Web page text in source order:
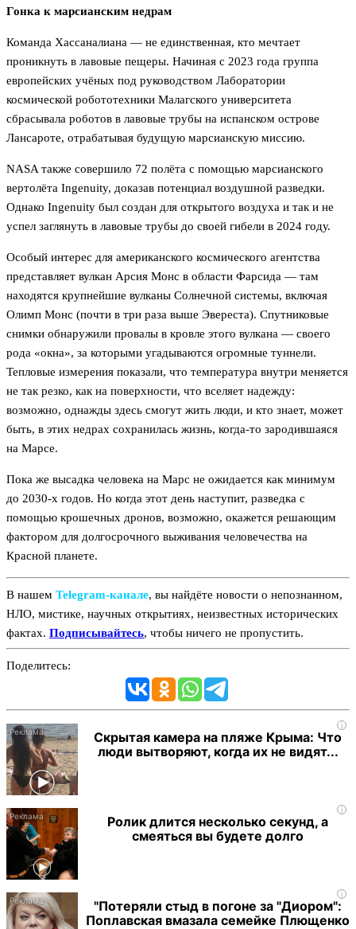
Гонка к марсианским недрам
Команда Хассаналиана — не единственная, кто мечтает
проникнуть в лавовые пещеры. Начиная с 2023 года группа
европейских учёных под руководством Лаборатории
космической робототехники Малагского университета
сбрасывала роботов в лавовые трубы на испанском острове
Лансароте, отрабатывая будущую марсианскую миссию.
NASA также совершило 72 полёта с помощью марсианского
вертолёта Ingenuity, доказав потенциал воздушной разведки.
Однако Ingenuity был создан для открытого воздуха и так и не
успел заглянуть в лавовые трубы до своей гибели в 2024 году.
Особый интерес для американского космического агентства
представляет вулкан Арсия Монс в области Фарсида — там
находятся крупнейшие вулканы Солнечной системы, включая
Олимп Монс (почти в три раза выше Эвереста). Спутниковые
снимки обнаружили провалы в кровле этого вулкана — своего
рода «окна», за которыми угадываются огромные туннели.
Тепловые измерения показали, что температура внутри меняется
не так резко, как на поверхности, что вселяет надежду:
возможно, однажды здесь смогут жить люди, и кто знает, может
быть, в этих недрах сохранилась жизнь, когда-то зародившаяся
на Марсе.
Пока же высадка человека на Марс не ожидается как минимум
до 2030-х годов. Но когда этот день наступит, разведка с
помощью крошечных дронов, возможно, окажется решающим
фактором для долгосрочного выживания человечества на
Красной планете.
В нашем Telegram‑канале, вы найдёте новости о непознанном,
НЛО, мистике, научных открытиях, неизвестных исторических
фактах. Подписывайтесь, чтобы ничего не пропустить.
Поделитесь:
i
Скрытая камера на пляже Крыма: Что
люди вытворяют, когда их не видят...
i
Ролик длится несколько секунд, а
смеяться вы будете долго
i
"Потеряли стыд в погоне за "Диором":
Поплавская вмазала семейке Плющенко